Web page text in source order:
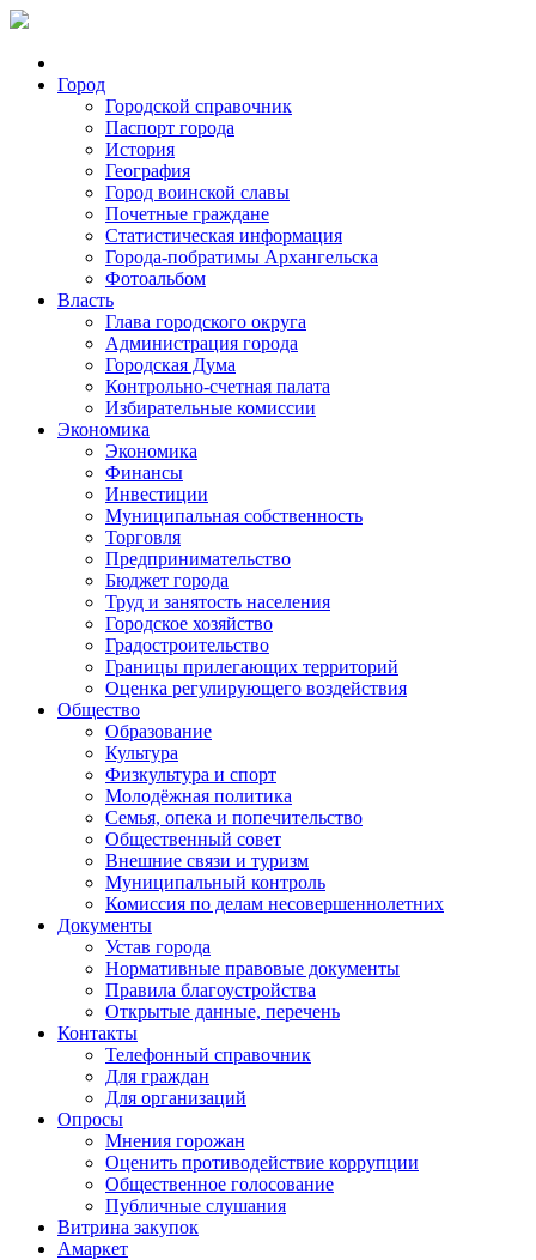
Город
Городской справочник
Паспорт города
История
География
Город воинской славы
Почетные граждане
Статистическая информация
Города-побратимы Архангельска
Фотоальбом
Власть
Глава городского округа
Администрация города
Городская Дума
Контрольно-счетная палата
Избирательные комиссии
Экономика
Экономика
Финансы
Инвестиции
Муниципальная собственность
Торговля
Предпринимательство
Бюджет города
Труд и занятость населения
Городское хозяйство
Градостроительство
Границы прилегающих территорий
Оценка регулирующего воздействия
Общество
Образование
Культура
Физкультура и спорт
Молодёжная политика
Семья, опека и попечительство
Общественный совет
Внешние связи и туризм
Муниципальный контроль
Комиссия по делам несовершеннолетних
Документы
Устав города
Нормативные правовые документы
Правила благоустройства
Открытые данные, перечень
Контакты
Телефонный справочник
Для граждан
Для организаций
Опросы
Мнения горожан
Оценить противодействие коррупции
Общественное голосование
Публичные слушания
Витрина закупок
Амаркет